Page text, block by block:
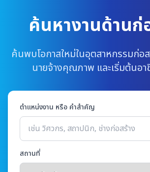
ค้นหางานด้านก่
ค้นพบโอกาสใหม่ในอุตสาหกรรมก่อ
นายจ้างคุณภาพ และเริ่มต้นอ
ตำแหน่งงาน หรือ คำสำคัญ
สถานที่